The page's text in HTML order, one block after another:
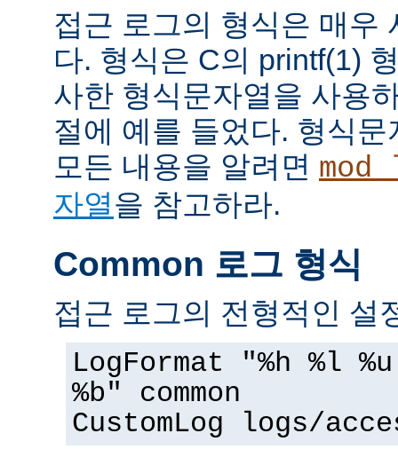
접근 로그의 형식은 매우
다. 형식은 C의 printf(1)
사한 형식문자열을 사용
절에 예를 들었다. 형식
모든 내용을 알려면
자열을 참고하라.
Common 로그 형식
접근 로그의 전형적인 설
LogFormat "%h %l
%b" common
CustomLog logs/